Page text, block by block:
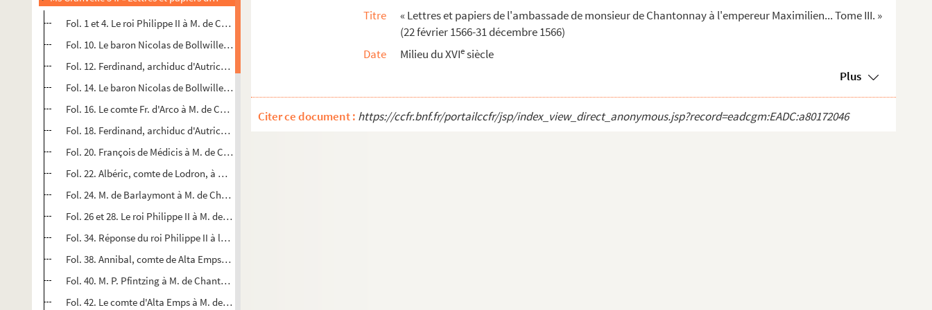
Fol. 1 et 4. Le roi Philippe II à M. de Chantonnay. Madrid, 22 janvier et 10 février 1566
Fol. 10. Le baron Nicolas de Bollwiller à M. de Chantonnay. Haguenau, 25 février 1566
Fol. 12. Ferdinand, archiduc d'Autriche, à M. de Chantonnay. Prague, 28 février 1566
Fol. 14. Le baron Nicolas de Bollwiller à M. de Chantonnay. Haguenau, 1
Fol. 16. Le comte Fr. d'Arco à M. de Chantonnay. 10 mars 1566
Fol. 18. Ferdinand, archiduc d'Autriche, à M. de Chantonnay. Prague, 2 mars 1566
Fol. 20. François de Médicis à M. de Chantonnay. Florence, 11 mars 1566
Fol. 22. Albéric, comte de Lodron, à M. de Chantonnay. Innsbruck, 12 mars 1566
Fol. 24. M. de Barlaymont à M. de Chantonnay. Bruxelles, 23 mars 1566
Fol. 26 et 28. Le roi Philippe II à M. de Chantonnay. Madrid, 1
Fol. 34. Réponse du roi Philippe II à la dépêche de l'empereur, du 10 avril 1566
Fol. 38. Annibal, comte de Alta Emps, à M. de Chantonnay. « Puede », 2 avril 1566
Fol. 40. M. P. Pfintzing à M. de Chantonnay. Madrid, 2 avril 1566
Fol. 42. Le comte d'Alta Emps à M. de Chantonnay. Puede, 10 avril 1566
Titre
« Lettres et papiers de l'ambassade de monsieur de Chantonnay à l'empereur Maximilien... Tome III. »
(22 février 1566-31 décembre 1566)
Date
Milieu du XVIesiècle
Plus
Citer ce document : https://ccfr.bnf.fr/portailccfr/jsp/index_view_direct_anonymous.jsp?record=eadcgm:EADC:a80172046